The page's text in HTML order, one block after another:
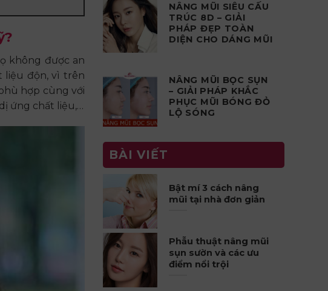
không được an
liệu độn, vì trên
hợp cùng với
ứng chất liệu,…
NÂNG MŨI SIÊU CẤU
TRÚC 8D – GIẢI
PHÁP ĐẸP TOÀN
DIỆN CHO DÁNG MŨI
NÂNG MŨI BỌC SỤN
– GIẢI PHÁP KHẮC
PHỤC MŨI BÓNG ĐỎ
LỘ SÓNG
BÀI VIẾT
Bật mí 3 cách nâng
mũi tại nhà đơn giản
Phẫu thuật nâng mũi
sụn sườn và các ưu
điểm nổi trội